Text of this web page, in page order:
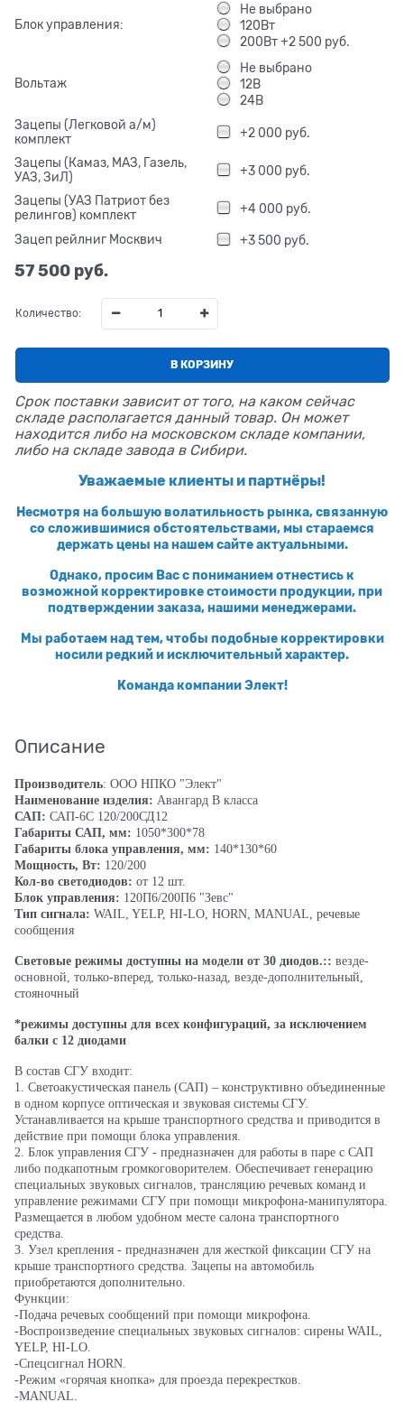
Блок управления:
Не выбрано
120Вт
200Вт +2 500 руб.
Вольтаж
Не выбрано
12В
24В
Зацепы (Легковой а/м)
комплект
+2 000 руб.
Зацепы (Камаз, МАЗ, Газель,
УАЗ, ЗиЛ)
+3 000 руб.
Зацепы (УАЗ Патриот без
релингов) комплект
+4 000 руб.
Зацеп рейлниг Москвич +3 500 руб.
57 500 руб.
Количество:
В КОРЗИНУ
Срок поставки зависит от того, на каком сейчас
складе располагается данный товар. Он может
находится либо на московском складе компании,
либо на складе завода в Сибири.
Уважаемые клиенты и партнёры!
Несмотря на большую волатильность рынка, связанную
со сложившимися обстоятельствами, мы стараемся
держать цены на нашем сайте актуальными.
Однако, просим Вас с пониманием отнестись к
возможной корректировке стоимости продукции, при
подтверждении заказа, нашими менеджерами.
Мы работаем над тем, чтобы подобные корректировки
носили редкий и исключительный характер.
Команда компании Элект!
Описание
Производитель: ООО НПКО "Элект"
Наименование изделия: Авангард В класса
САП: САП-6С 120/200СД12
Габариты САП, мм: 1050*300*78
Габариты блока управления, мм: 140*130*60
Мощность, Вт: 120/200
Кол-во светодиодов: от 12 шт.
Блок управления: 120П6/200П6 "Зевс"
Тип сигнала: WAIL, YELP, HI-LO, HORN, MANUAL, речевые
сообщения
Световые режимы доступны на модели от 30 диодов.:: везде-
основной, только-вперед, только-назад, везде-дополнительный,
стояночный
*режимы доступны для всех конфигураций, за исключением
балки с 12 диодами
В состав СГУ входит:
1. Светоакустическая панель (САП) – конструктивно объединенные
в одном корпусе оптическая и звуковая системы СГУ.
Устанавливается на крыше транспортного средства и приводится в
действие при помощи блока управления.
2. Блок управления СГУ - предназначен для работы в паре с САП
либо подкапотным громкоговорителем. Обеспечивает генерацию
специальных звуковых сигналов, трансляцию речевых команд и
управление режимами СГУ при помощи микрофона-манипулятора.
Размещается в любом удобном месте салона транспортного
средства.
3. Узел крепления - предназначен для жесткой фиксации СГУ на
крыше транспортного средства. Зацепы на автомобиль
приобретаются дополнительно.
Функции:
-Подача речевых сообщений при помощи микрофона.
-Воспроизведение специальных звуковых сигналов: сирены WAIL,
YELP, HI-LO.
-Спецсигнал HORN.
-Режим «горячая кнопка» для проезда перекрестков.
-MANUAL.